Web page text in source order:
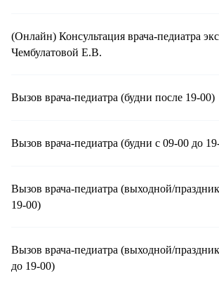
(Онлайн) Консультация врача-педиатра
Чембулатовой Е.В.
Вызов врача-педиатра (будни после 19-00)
Вызов врача-педиатра (будни с 09-00 до
Вызов врача-педиатра (выходной/
19-00)
Вызов врача-педиатра (выходной/
до 19-00)